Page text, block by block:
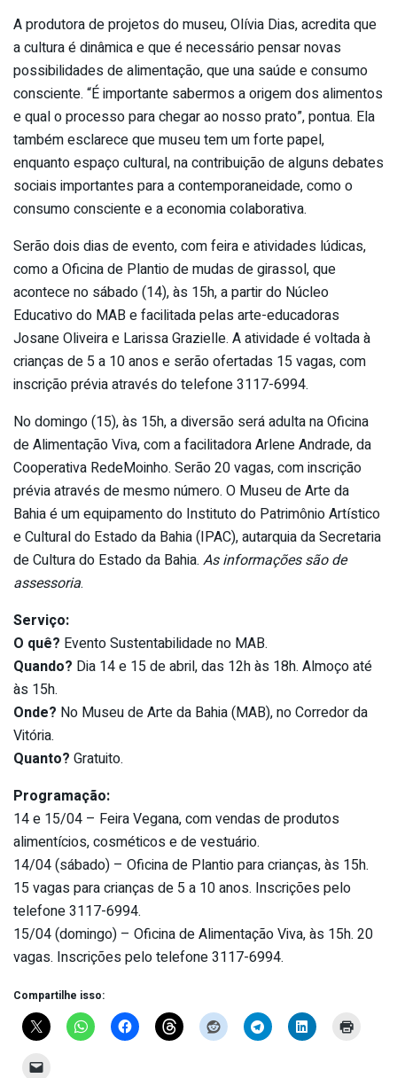
A produtora de projetos do museu, Olívia Dias, acredita que
a cultura é dinâmica e que é necessário pensar novas
possibilidades de alimentação, que una saúde e consumo
consciente. “É importante sabermos a origem dos alimentos
e qual o processo para chegar ao nosso prato”, pontua. Ela
também esclarece que museu tem um forte papel,
enquanto espaço cultural, na contribuição de alguns debates
sociais importantes para a contemporaneidade, como o
consumo consciente e a economia colaborativa.
Serão dois dias de evento, com feira e atividades lúdicas,
como a Oficina de Plantio de mudas de girassol, que
acontece no sábado (14), às 15h, a partir do Núcleo
Educativo do MAB e facilitada pelas arte-educadoras
Josane Oliveira e Larissa Grazielle. A atividade é voltada à
crianças de 5 a 10 anos e serão ofertadas 15 vagas, com
inscrição prévia através do telefone 3117-6994.
No domingo (15), às 15h, a diversão será adulta na Oficina
de Alimentação Viva, com a facilitadora Arlene Andrade, da
Cooperativa RedeMoinho. Serão 20 vagas, com inscrição
prévia através de mesmo número. O Museu de Arte da
Bahia é um equipamento do Instituto do Patrimônio Artístico
e Cultural do Estado da Bahia (IPAC), autarquia da Secretaria
de Cultura do Estado da Bahia. As informações são de
assessoria.
Serviço:
O quê? Evento Sustentabilidade no MAB.
Quando? Dia 14 e 15 de abril, das 12h às 18h. Almoço até
às 15h.
Onde? No Museu de Arte da Bahia (MAB), no Corredor da
Vitória.
Quanto? Gratuito.
Programação:
14 e 15/04 – Feira Vegana, com vendas de produtos
alimentícios, cosméticos e de vestuário.
14/04 (sábado) – Oficina de Plantio para crianças, às 15h.
15 vagas para crianças de 5 a 10 anos. Inscrições pelo
telefone 3117-6994.
15/04 (domingo) – Oficina de Alimentação Viva, às 15h. 20
vagas. Inscrições pelo telefone 3117-6994.
Compartilhe isso: